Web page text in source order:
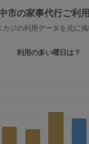
者不在による当日キャン
の100%＋交通費全額
依頼日時／土曜日午前9
日9時～土曜日8時まで＝
場合は損害保険の対象外
ください。
ど
てこちらも参照くださ
りますか？
市の家事代行ご利
ジの利用データを元に掲
利用の多い曜日は？